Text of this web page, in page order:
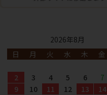
2026年8月
日
月 火 水 木 金
2
3 4 5 6 7
9
10 11 12 13 14